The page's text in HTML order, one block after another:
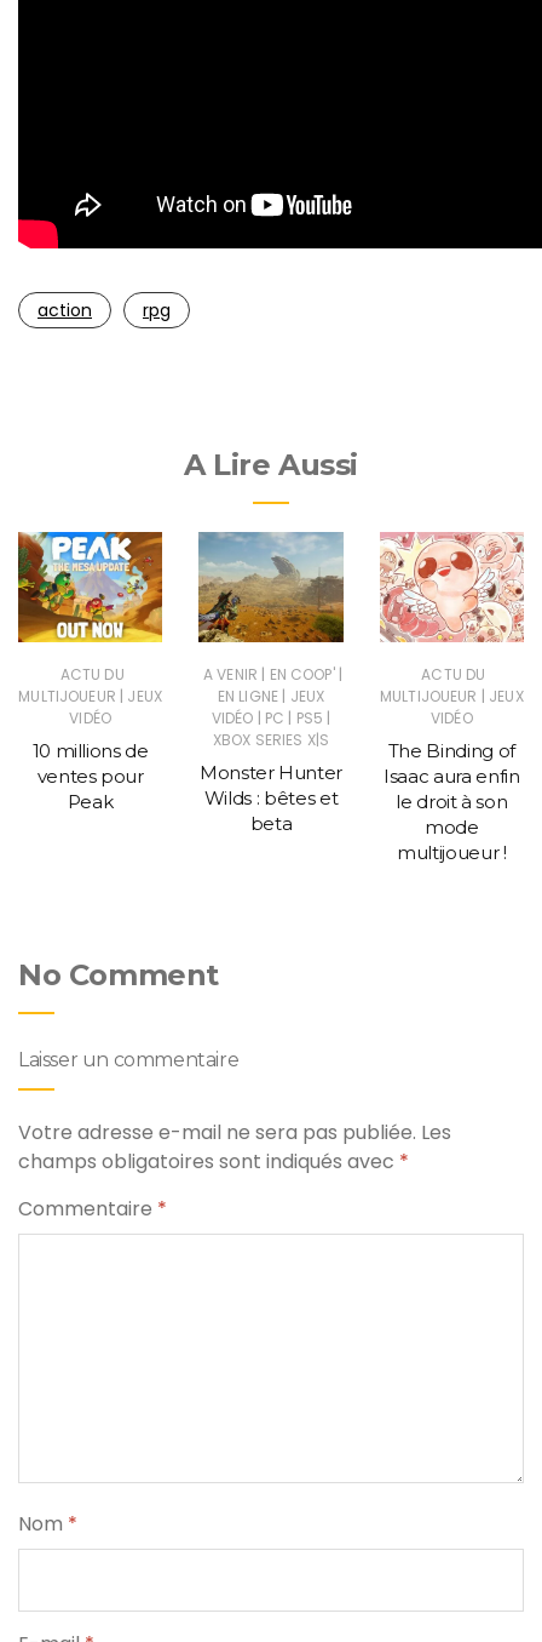
action rpg
A Lire Aussi
ACTU DU
MULTIJOUEUR | JEUX
VIDÉO
10 millions de
ventes pour
Peak
A VENIR | EN COOP' |
EN LIGNE | JEUX
VIDÉO | PC | PS5 |
XBOX SERIES X|S
Monster Hunter
Wilds : bêtes et
beta
ACTU DU
MULTIJOUEUR | JEUX
VIDÉO
The Binding of
Isaac aura enfin
le droit à son
mode
multijoueur !
No Comment
Laisser un commentaire
Votre adresse e-mail ne sera pas publiée. Les
champs obligatoires sont indiqués avec *
Commentaire *
Nom *